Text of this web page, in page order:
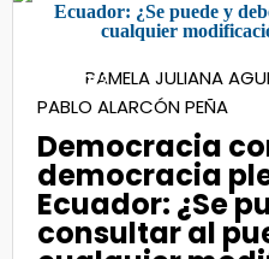
08
Nov 2022PAMELA JULIANA
PABLO ALARCÓN PEÑA
Democracia
democracia
Ecuador: ¿Se
consultar al